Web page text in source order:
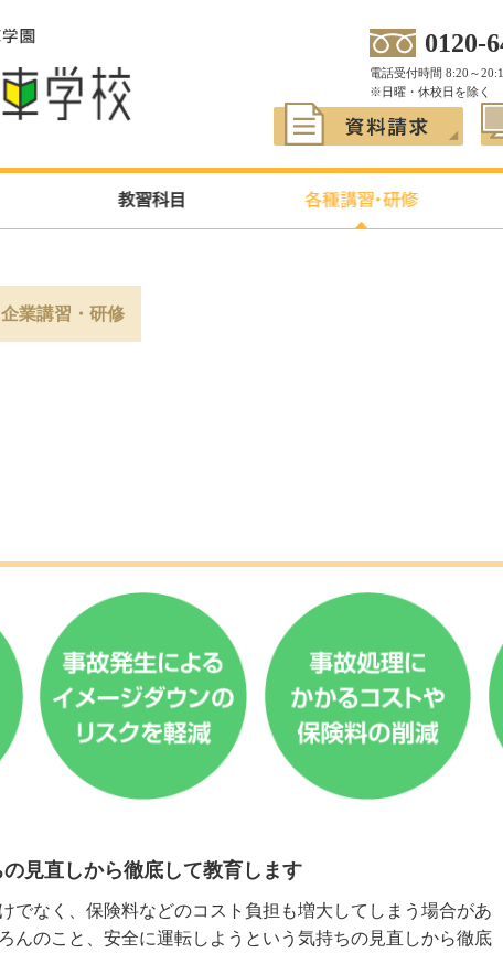
0120-
電話受付時間 8:20～
※日曜・休校日を除く
企業講習・研修
見直しから徹底して教育します
でなく、保険料などのコスト負担も増大してしまう場合があ
んのこと、安全に運転しようという気持ちの見直しから徹底